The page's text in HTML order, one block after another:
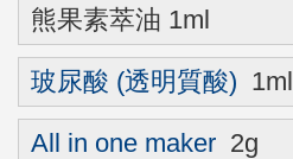
熊果素萃油 1ml
玻尿酸 (透明質酸) 1ml
All in one maker 2g